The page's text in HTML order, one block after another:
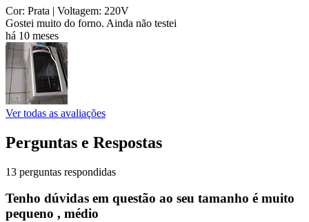
Cor: Prata | Voltagem: 220V
Gostei muito do forno. Ainda não testei
há 10 meses
Ver todas as avaliações
Perguntas e Respostas
13 perguntas respondidas
Tenho dúvidas em questão ao seu tamanho é muito
pequeno , médio